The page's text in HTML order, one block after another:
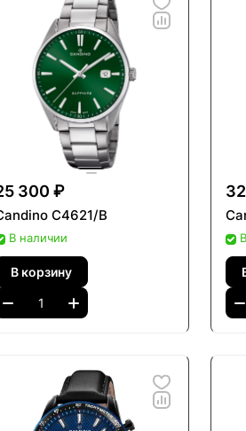
300 ₽
C4621/B
В наличии
В корзину